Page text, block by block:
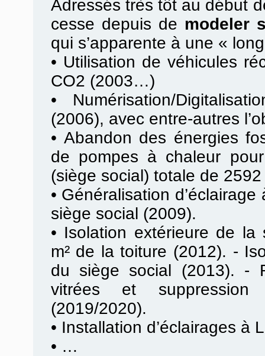
Adressés très tôt au début
cesse depuis de modeler
qui s’apparente à une «
• Utilisation de véhicules
CO2 (2003…)
• Numérisation/
(2006), avec entre-autres
• Abandon des énergies
de pompes à chaleur
(siège social) totale de 2592
• Généralisation
siège social (2009).
• Isolation extérieure de la
m² de la toiture (2012). -
du siège social (2013). -
vitrées et
(2019/2020).
• Installation d’éclairages à
• …